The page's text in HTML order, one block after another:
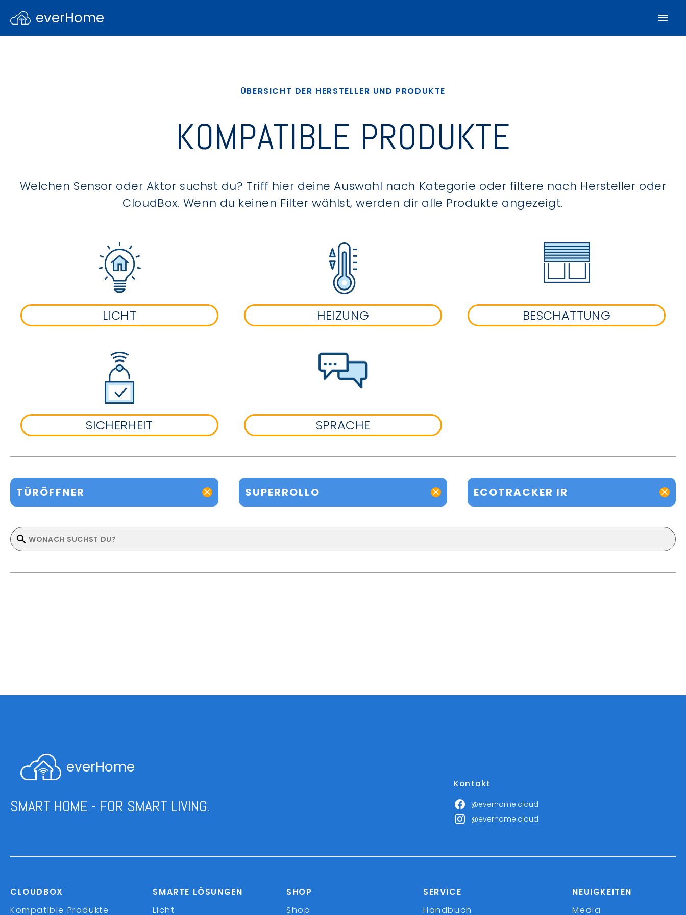
everHome
ÜBERSICHT DER HERSTELLER UND PRODUKTE
KOMPATIBLE PRODUKTE
Welchen Sensor oder Aktor suchst du? Triff hier deine Auswahl nach Kategorie oder filtere nach Hersteller oder
CloudBox. Wenn du keinen Filter wählst, werden dir alle Produkte angezeigt.
LICHT HEIZUNG BESCHATTUNG
SICHERHEIT SPRACHE
TÜRÖFFNER SUPERROLLO ECOTRACKER IR
everHome
SMART HOME - FOR SMART LIVING.
Kontakt
@everhome.cloud
@everhome.cloud
CLOUDBOX
Kompatible Produkte
SMARTE LÖSUNGEN
Licht
SHOP
Shop
SERVICE
Handbuch
NEUIGKEITEN
Media